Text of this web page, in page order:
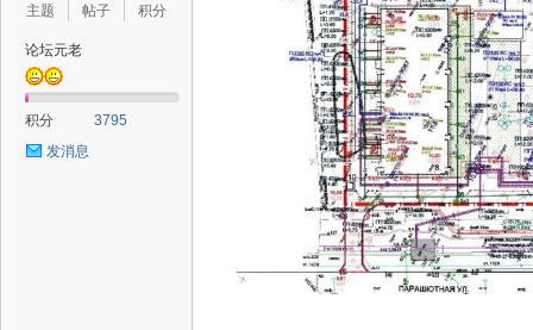
主题
帖子
积分
论坛元老
积分
3795
发消息